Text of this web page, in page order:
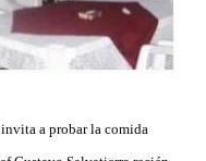
a probar la comida